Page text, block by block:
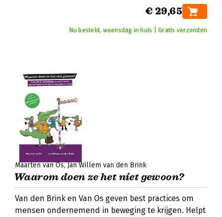
€ 29,65
Nu besteld, woensdag in huis | Gratis verzonden
Maarten van Os Jan Willem van den Brink
Waarom doen ze het niet gewoon?
Van den Brink en Van Os geven best practices om
mensen ondernemend in beweging te krijgen. Helpt